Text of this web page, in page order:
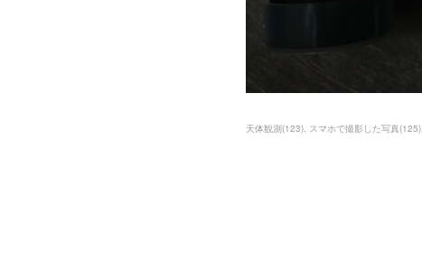
天体観測(123) スマホで撮影した写真(125)